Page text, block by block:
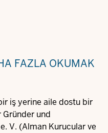
FAZLA OKUMAK
iş yerine aile dostu bir
und
V. (Alman Kurucular ve